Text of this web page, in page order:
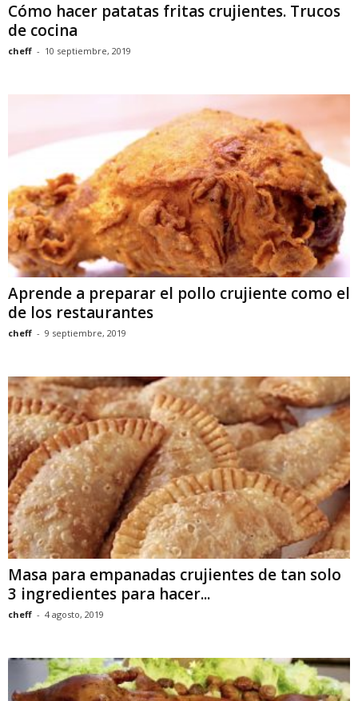
Cómo hacer patatas fritas crujientes. Trucos
de cocina
cheff - 10 septiembre, 2019
Aprende a preparar el pollo crujiente como el
de los restaurantes
cheff - 9 septiembre, 2019
Masa para empanadas crujientes de tan solo
3 ingredientes para hacer...
cheff - 4 agosto, 2019